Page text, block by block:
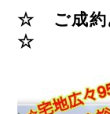
☆ ご成約
☆